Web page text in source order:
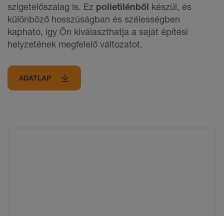
szigetelőszalag is. Ez polietilénből készül, és
különböző hosszúságban és szélességben
kapható, így Ön kiválaszthatja a saját építési
helyzetének megfelelő változatot.
ADATLAP